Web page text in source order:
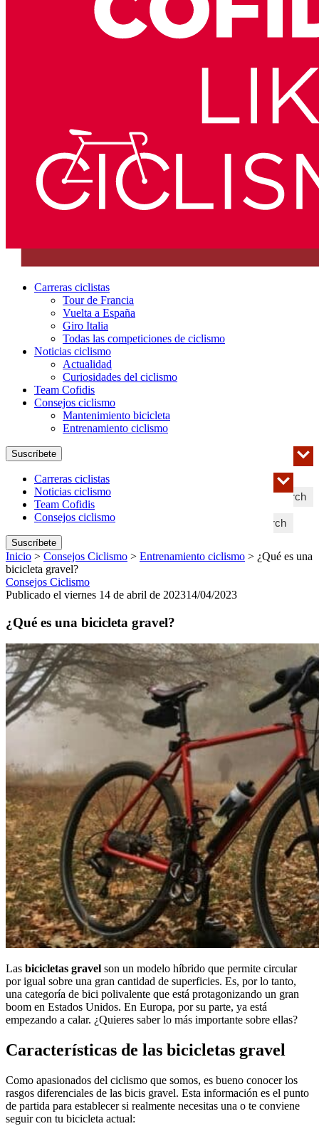
Carreras ciclistas
Tour de Francia
Vuelta a España
Giro Italia
Todas las competiciones de ciclismo
Noticias ciclismo
Actualidad
Curiosidades del ciclismo
Team Cofidis
Consejos ciclismo
Mantenimiento bicicleta
Entrenamiento ciclismo
Search
Suscríbete
Search
Carreras ciclistas
Noticias ciclismo
Team Cofidis
Consejos ciclismo
Suscríbete
Inicio > Consejos Ciclismo > Entrenamiento ciclismo > ¿Qué es una
bicicleta gravel?
Consejos Ciclismo
Publicado el viernes 14 de abril de 202314/04/2023
¿Qué es una bicicleta gravel?
Las bicicletas gravel son un modelo híbrido que permite circular
por igual sobre una gran cantidad de superficies. Es, por lo tanto,
una categoría de bici polivalente que está protagonizando un gran
boom en Estados Unidos. En Europa, por su parte, ya está
empezando a calar. ¿Quieres saber lo más importante sobre ellas?
Características de las bicicletas gravel
Como apasionados del ciclismo que somos, es bueno conocer los
rasgos diferenciales de las bicis gravel. Esta información es el punto
de partida para establecer si realmente necesitas una o te conviene
seguir con tu bicicleta actual: